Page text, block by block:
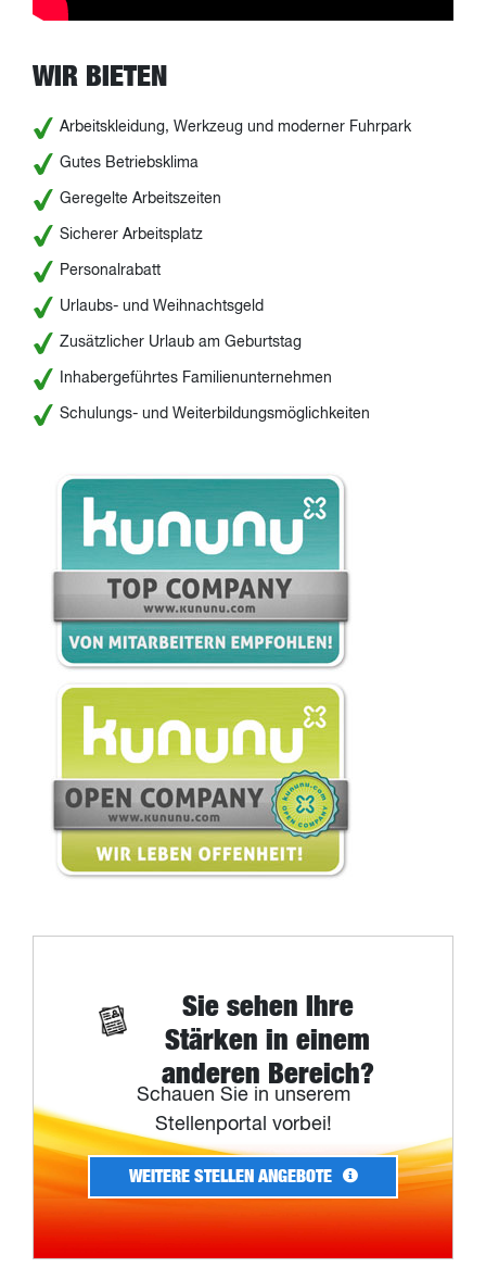
WIR BIETEN
Arbeitskleidung, Werkzeug und moderner Fuhrpark
Gutes Betriebsklima
Geregelte Arbeitszeiten
Sicherer Arbeitsplatz
Personalrabatt
Urlaubs- und Weihnachtsgeld
Zusätzlicher Urlaub am Geburtstag
Inhabergeführtes Familienunternehmen
Schulungs- und Weiterbildungsmöglichkeiten
Sie sehen Ihre
Stärken in einem
anderen Bereich?
Schauen Sie in unserem
Stellenportal vorbei!
WEITERE STELLEN ANGEBOTE